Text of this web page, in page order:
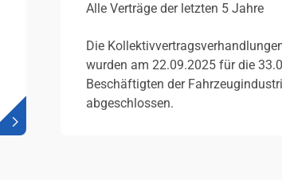
Alle Verträge der letzten 5 Jahre
Die
wurden am 22.09.2025 für die
Beschäftigten der
abgeschlossen.